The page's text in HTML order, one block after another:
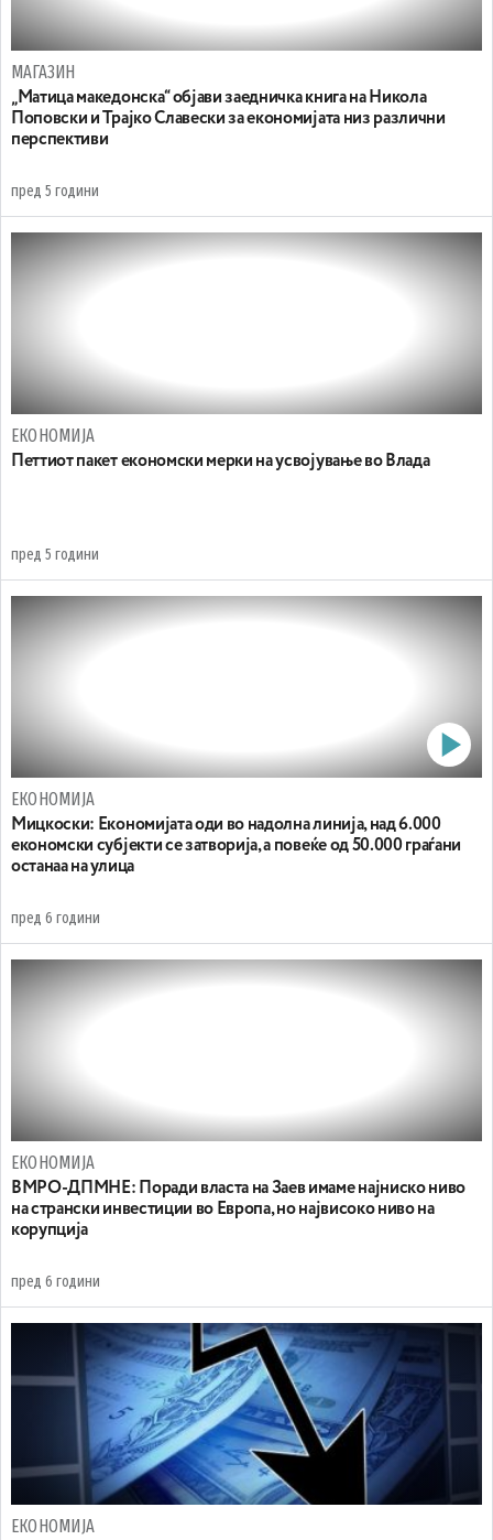
МАГАЗИН
„Матица македонска“ објави заедничка книга на Никола
Поповски и Трајко Славески за економијата низ различни
перспективи
пред 5 години
ЕКОНОМИЈА
Петтиот пакет економски мерки на усвојување во Влада
пред 5 години
ЕКОНОМИЈА
Мицкоски: Економијата оди во надолна линија, над 6.000
економски субјекти се затворија, а повеќе од 50.000 граѓани
останаа на улица
пред 6 години
ЕКОНОМИЈА
ВМРО-ДПМНЕ: Поради власта на Заев имаме најниско ниво
на странски инвестиции во Европа, но највисоко ниво на
корупција
пред 6 години
ЕКОНОМИЈА